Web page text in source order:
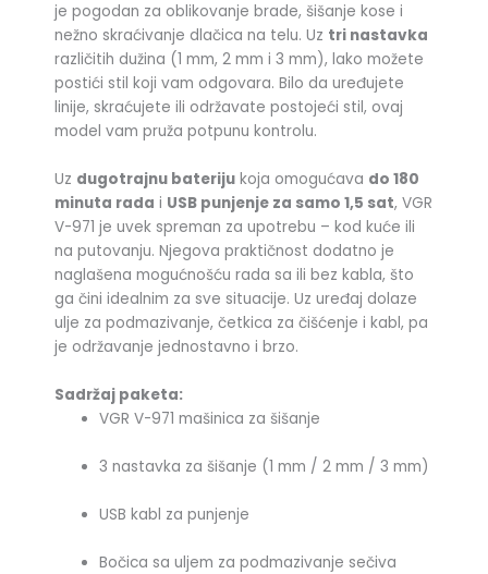
je pogodan za oblikovanje brade, šišanje kose i
nežno skraćivanje dlačica na telu. Uz tri nastavka
različitih dužina (1 mm, 2 mm i 3 mm), lako možete
postići stil koji vam odgovara. Bilo da uređujete
linije, skraćujete ili održavate postojeći stil, ovaj
model vam pruža potpunu kontrolu.
Uz dugotrajnu bateriju koja omogućava do 180
minuta rada i USB punjenje za samo 1,5 sat, VGR
V-971 je uvek spreman za upotrebu – kod kuće ili
na putovanju. Njegova praktičnost dodatno je
naglašena mogućnošću rada sa ili bez kabla, što
ga čini idealnim za sve situacije. Uz uređaj dolaze
ulje za podmazivanje, četkica za čišćenje i kabl, pa
je održavanje jednostavno i brzo.
Sadržaj paketa:
VGR V-971 mašinica za šišanje
3 nastavka za šišanje (1 mm / 2 mm / 3 mm)
USB kabl za punjenje
Bočica sa uljem za podmazivanje sečiva